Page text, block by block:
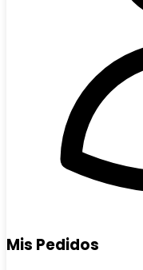
Mis Pedidos